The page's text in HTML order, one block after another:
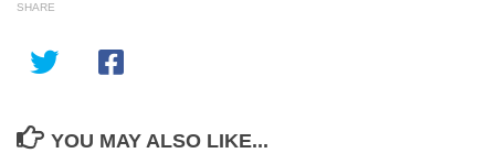
SHARE
YOU MAY ALSO LIKE...